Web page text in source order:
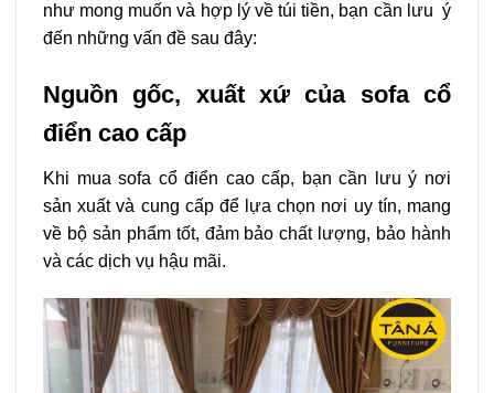
như mong muốn và hợp lý về túi tiền, bạn cần lưu ý
đến những vấn đề sau đây:
Nguồn gốc, xuất xứ của sofa cổ
điển cao cấp
Khi mua sofa cổ điển cao cấp, bạn cần lưu ý nơi
sản xuất và cung cấp để lựa chọn nơi uy tín, mang
về bộ sản phẩm tốt, đảm bảo chất lượng, bảo hành
và các dịch vụ hậu mãi.